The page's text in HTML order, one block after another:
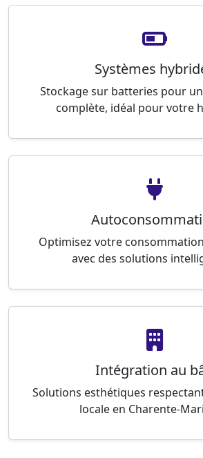
Systèmes
Stockage sur batteries pour
complète, idéal pour votre
Optimisez votre
avec des solutions
Intégration au
Solutions esthétiques
locale en Charente-